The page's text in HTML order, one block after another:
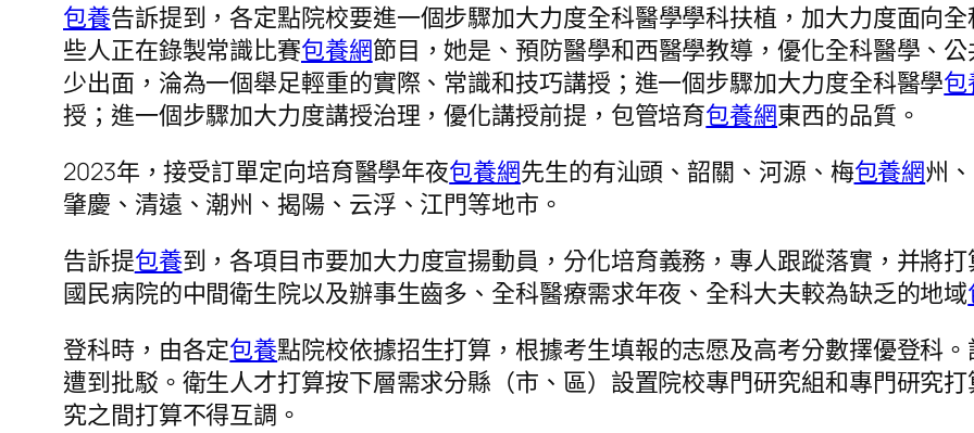
包養告訴提到，各定點院校要進一個步驟加大力度全科醫學學科扶植，加大力度面向
些人正在錄製常識比賽包養網節目，她是、預防醫學和西醫學教導，優化全科醫學、
少出面，淪為一個舉足輕重的實際、常識和技巧講授；進一個步驟加大力度全科醫學
授；進一個步驟加大力度講授治理，優化講授前提，包管培育包養網東西的品質。
2023年，接受訂單定向培育醫學年夜包養網先生的有汕頭、韶關、河源、梅包養網州
肇慶、清遠、潮州、揭陽、云浮、江門等地市。
告訴提包養到，各項目市要加大力度宣揚動員，分化培育義務，專人跟蹤落實，并將
國民病院的中間衛生院以及辦事生齒多、全科醫療需求年夜、全科大夫較為缺乏的地域
登科時，由各定包養點院校依據招生打算，根據考生填報的志愿及高考分數擇優登科
遭到批駁。衛生人才打算按下層需求分縣（市、區）設置院校專門研究組和專門研究
究之間打算不得互調。